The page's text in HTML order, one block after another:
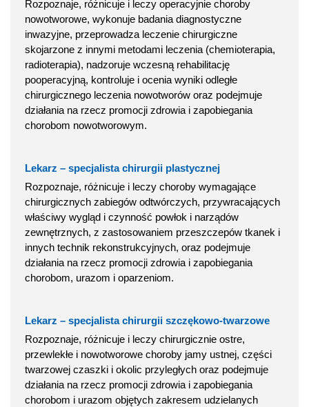
Rozpoznaje, różnicuje i leczy operacyjnie choroby
nowotworowe, wykonuje badania diagnostyczne
inwazyjne, przeprowadza leczenie chirurgiczne
skojarzone z innymi metodami leczenia (chemioterapia,
radioterapia), nadzoruje wczesną rehabilitację
pooperacyjną, kontroluje i ocenia wyniki odległe
chirurgicznego leczenia nowotworów oraz podejmuje
działania na rzecz promocji zdrowia i zapobiegania
chorobom nowotworowym.
Lekarz – specjalista chirurgii plastycznej
Rozpoznaje, różnicuje i leczy choroby wymagające
chirurgicznych zabiegów odtwórczych, przywracających
właściwy wygląd i czynność powłok i narządów
zewnętrznych, z zastosowaniem przeszczepów tkanek i
innych technik rekonstrukcyjnych, oraz podejmuje
działania na rzecz promocji zdrowia i zapobiegania
chorobom, urazom i oparzeniom.
Lekarz – specjalista chirurgii szczękowo-twarzowe
Rozpoznaje, różnicuje i leczy chirurgicznie ostre,
przewlekłe i nowotworowe choroby jamy ustnej, części
twarzowej czaszki i okolic przyległych oraz podejmuje
działania na rzecz promocji zdrowia i zapobiegania
chorobom i urazom objętych zakresem udzielanych